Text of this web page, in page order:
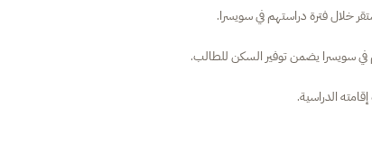
خلال فترة دراستهم في سويسرا.
سويسرا يضمن توفير السكن للطالب.
الدراسية.